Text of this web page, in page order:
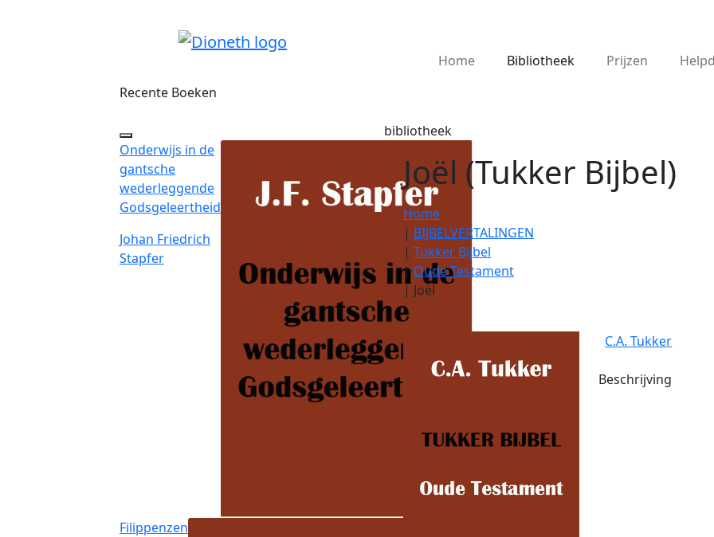
Home Bibliotheek Prijzen
Recente Boeken
Onderwijs in de
gantsche
wederleggende
Godsgeleertheid
Johan Friedrich
Stapfer
Filippenzen
bibliotheek
Joël (Tukker Bijbel)
Home
| BIJBELVERTALINGEN
| Tukker Bijbel
|Oude Testament
| Joël
C.A. Tukker
Beschrijving